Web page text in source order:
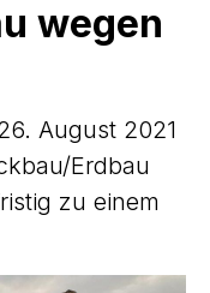
wegen
August 2021
Erdbau
zu einem